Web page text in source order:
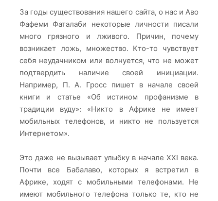
За годы существования нашего сайта, о нас и Аво
Фафеми Фаталаби некоторые личности писали
много грязного и лживого. Причин, почему
возникает ложь, множество. Кто-то чувствует
себя неудачником или волнуется, что не может
подтвердить наличие своей инициации.
Например, П. А. Гросс пишет в начале своей
книги и статье «Об истином профанизме в
традиции вуду»: «Никто в Африке не имеет
мобильных телефонов, и никто не пользуется
Интернетом».
Это даже не вызывает улыбку в начале XXI века.
Почти все Бабалаво, которых я встретил в
Африке, ходят с мобильными телефонами. Не
имеют мобильного телефона только те, кто не